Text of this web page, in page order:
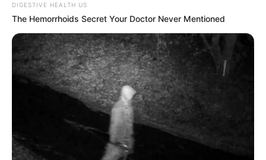
DIGESTIVE HEALTH US
The Hemorrhoids Secret Your Doctor Never Mentioned